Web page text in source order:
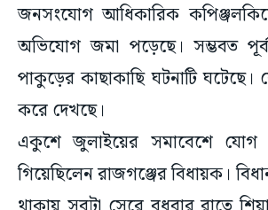
জনসংযোগ আধিকারিক
অভিযোগ জমা পড়েছে। সম্ভবত
পাকুড়ের কাছাকাছি ঘটনাটি ঘটেছে।
করে দেখছে।
একুশে জুলাইয়ের সমাবেশে যোগ
গিয়েছিলেন রাজগঞ্জের বিধায়ক।